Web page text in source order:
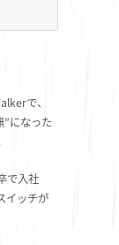
で、
”になった
で入社
イッチが